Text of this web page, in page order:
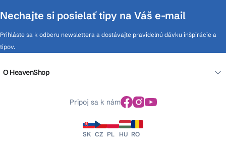
Nechajte si posielať tipy na Váš e-mail
Prihláste sa k odberu newslettera a dostávajte pravidelnú dávku inšpirácie a
tipov.
O HeavenShop
Pripoj sa k nám
SK CZ PL HU RO